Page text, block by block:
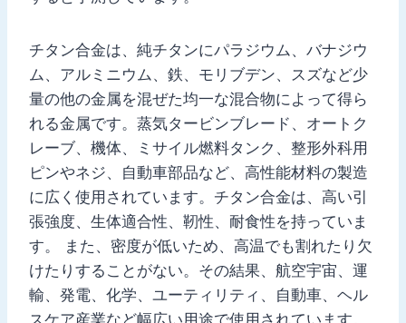
チタン合金は、純チタンにパラジウム、バナジウ
ム、アルミニウム、鉄、モリブデン、スズなど少
量の他の金属を混ぜた均一な混合物によって得ら
れる金属です。蒸気タービンブレード、オートク
レーブ、機体、ミサイル燃料タンク、整形外科用
ピンやネジ、自動車部品など、高性能材料の製造
に広く使用されています。チタン合金は、高い引
張強度、生体適合性、靭性、耐食性を持っていま
す。 また、密度が低いため、高温でも割れたり欠
けたりすることがない。その結果、航空宇宙、運
輸、発電、化学、ユーティリティ、自動車、ヘル
スケア産業など幅広い用途で使用されています。